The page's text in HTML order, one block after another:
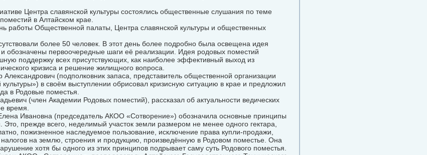
Центра славянской культуры состоялись общественные слушания по теме
в Алтайском крае.
работы Общественной палаты, Центра славянской культуры и общественных
более 50 человек. В этот день более подробно была освещена идея
обозначены первоочередные шаги её реализации. Идея родовых поместий
поддержку всех присутствующих, как наиболее эффективный выход из
кризиса и решение жилищного вопроса.
Александрович (подполковник запаса, представитель общественной организации
культуры») в своём выступлении обрисовал кризисную ситуацию в крае и предложил
в Родовые поместья.
(член Академии Родовых поместий), рассказал об актуальности ведических
время.
Ивановна (председатель АКОО «Сотворение») обозначила основные принципы
Это, прежде всего, неделимый участок земли размером не менее одного гектара,
пожизненное наследуемое пользование, исключение права купли-продажи,
на землю, строения и продукцию, произведённую в Родовом поместье. Она
хотя бы одного из этих принципов подрывает саму суть Родового поместья.